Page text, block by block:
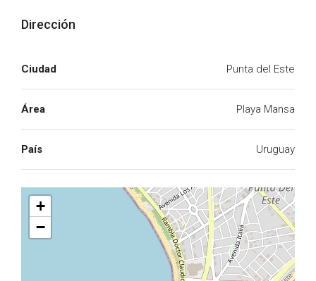
Dirección
Ciudad Punta del Este
Área Playa Mansa
País Uruguay
+
−